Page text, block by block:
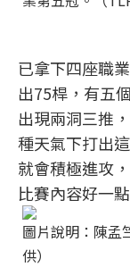
已拿下四座職
出75桿，有五
出現兩洞三推
種天氣下打出
就會積極進攻
比賽內容好一
圖片說明：陳孟
供）